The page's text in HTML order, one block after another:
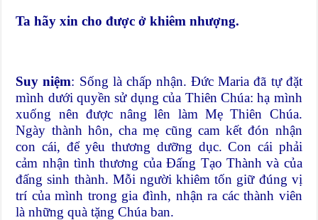
Ta hãy xin cho được ở khiêm nhượng.
Suy niệm: Sống là chấp nhận. Đức Maria đã tự đặt
mình dưới quyền sử dụng của Thiên Chúa: hạ mình
xuống nên được nâng lên làm Mẹ Thiên Chúa.
Ngày thành hôn, cha mẹ cũng cam kết đón nhận
con cái, để yêu thương dưỡng dục. Con cái phải
cảm nhận tình thương của Đấng Tạo Thành và của
đấng sinh thành. Mỗi người khiêm tốn giữ đúng vị
trí của mình trong gia đình, nhận ra các thành viên
là những quà tặng Chúa ban.